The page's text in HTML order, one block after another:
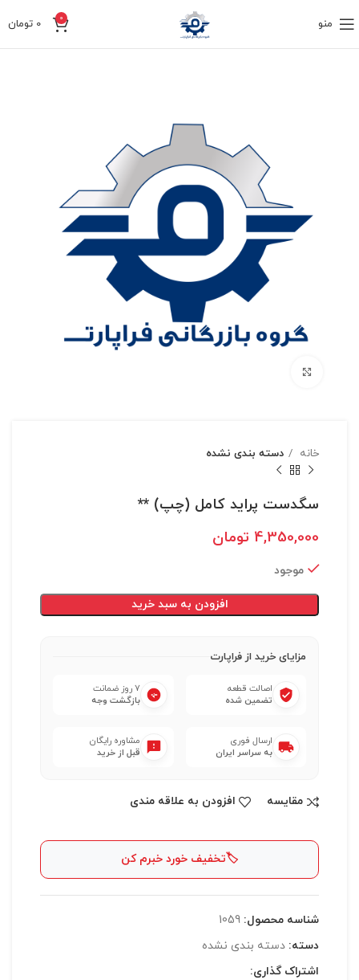
منو 0
0 تومان
خانه دسته بندی نشده
سگدست پراید کامل (چپ) **
4,350,000 تومان
موجود
افزودن به سبد خرید
مزایای خرید از فراپارت
اصالت قطعه
تضمین شده
۷ روز ضمانت
بازگشت وجه
ارسال فوری
به سراسر ایران
مشاوره رایگان
قبل از خرید
مقایسه افزودن به علاقه مندی
🏷️تخفیف خورد خبرم کن
شناسه محصول: 1059
دسته: دسته بندی نشده
اشتراک گذاری: